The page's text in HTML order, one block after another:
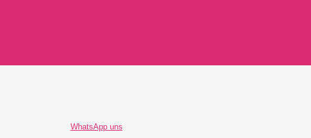
WhatsApp uns